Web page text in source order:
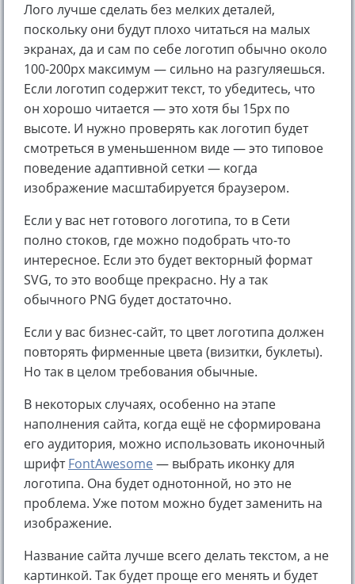
Лого лучше сделать без мелких деталей,
поскольку они будут плохо читаться на малых
экранах, да и сам по себе логотип обычно около
100-200px максимум — сильно на разгуляешься.
Если логотип содержит текст, то убедитесь, что
он хорошо читается — это хотя бы 15px по
высоте. И нужно проверять как логотип будет
смотреться в уменьшенном виде — это типовое
поведение адаптивной сетки — когда
изображение масштабируется браузером.
Если у вас нет готового логотипа, то в Сети
полно стоков, где можно подобрать что-то
интересное. Если это будет векторный формат
SVG, то это вообще прекрасно. Ну а так
обычного PNG будет достаточно.
Если у вас бизнес-сайт, то цвет логотипа должен
повторять фирменные цвета (визитки, буклеты).
Но так в целом требования обычные.
В некоторых случаях, особенно на этапе
наполнения сайта, когда ещё не сформирована
его аудитория, можно использовать иконочный
шрифтFontAwesome— выбрать иконку для
логотипа. Она будет однотонной, но это не
проблема. Уже потом можно будет заменить на
изображение.
Название сайта лучше всего делать текстом, а не
картинкой. Так будет проще его менять и будет